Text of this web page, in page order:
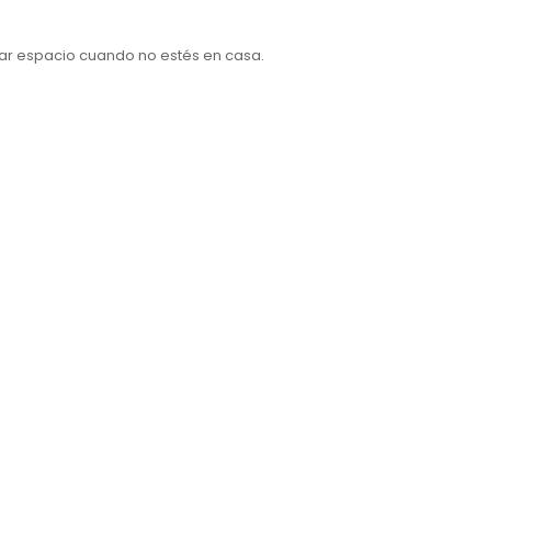
espacio cuando no estés en casa.